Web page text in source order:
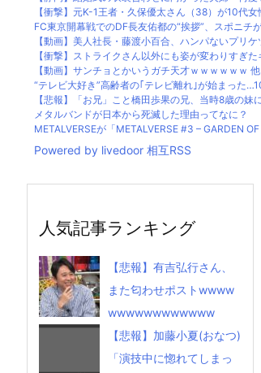
【衝撃】元K-1王者・久保優太さん（38）が10代
FC東京開幕戦でのDF長友佑都の“挨拶”、スポニチ
【動画】美人社長・藤渡小百合、ハンパないプリ
【衝撃】ストライクさん以外にも姿が変わりすぎ
【動画】サンチョとかいうガチ天才ｗｗｗｗｗｗ 他
“テレビ大好き”高齢者の｢テレビ離れ｣が始まった
【悲報】「お兄」こと橋田歩果の兄、当時8歳の妹
メタルバンドが日本から死滅した理由ってなに？
METALVERSEが「METALVERSE #3 – GARDEN OF
Powered by livedoor 相互RSS
人気記事ランキング
【悲報】有吉弘行さん、
また匂わせポストwwww
wwwwwwwwwwww
【悲報】加藤小夏(おなつ)
「演技中に惚れてしまっ